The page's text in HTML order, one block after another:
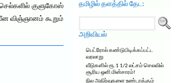
குளுகோஸ்
விஞ்ஞானம் கூறும்
தமிழில் தளத்தில் தேட:
அறிவியல்
பெட்ரோல் கண்டுபிடிக்கப்பட்ட
வரலாறு
வீடுகளில் ரூ.1 1/2 லட்சம் செலவில்
சூரிய ஒளி மின்சாரம்!
நில அதிர்வுகளை உண்டாக்கும்